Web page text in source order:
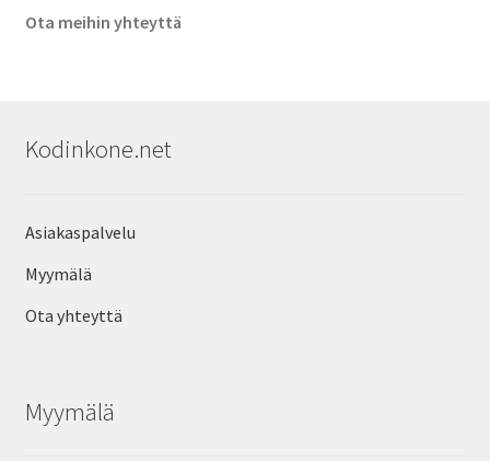
Ota meihin yhteyttä
Kodinkone.net
Asiakaspalvelu
Myymälä
Ota yhteyttä
Myymälä